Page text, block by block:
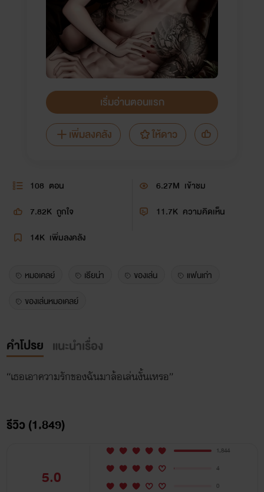
เริ่มอ่านตอนแรก
เพิ่มลงคลัง
ให้ดาว
108 ตอน 6.27M เข้าชม
7.82K ถูกใจ 11.7K ความคิดเห็น
14K เพิ่มลงคลัง
หมอเคลย์ เธียน่า ของเล่น
แฟนเก่า
ของเล่นหมอเคลย์
คำโปรย แนะนำเรื่อง
“เธอเอาความรักของฉันมาล้อเล่นงั้นเหรอ”
รีวิว (1,849)
5.0
1,844
4
0